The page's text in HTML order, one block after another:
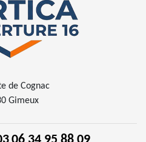
de Cognac
Gimeux